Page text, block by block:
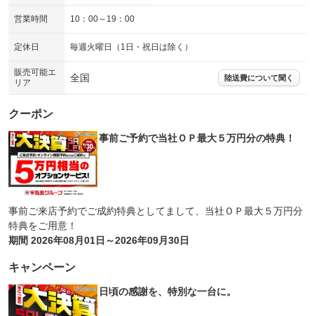
営業時間 10：00～19：00
定休日 毎週火曜日（1日・祝日は除く）
販売可能エ
リア
全国 陸送費について聞く
クーポン
事前ご予約で当社ＯＰ最大５万円分の特典！
事前ご来店予約でご成約特典としてまして、当社ＯＰ最大５万円分
特典をご用意！
期間 2026年08月01日～2026年09月30日
キャンペーン
日頃の感謝を、特別な一台に。